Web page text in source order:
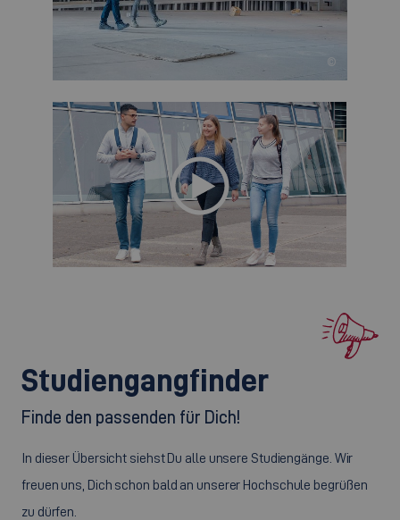
©
©
©
©
Studiengangfinder
Finde den passenden für Dich!
In dieser Übersicht siehst Du alle unsere Studiengänge. Wir
freuen uns, Dich schon bald an unserer Hochschule begrüßen
zu dürfen.